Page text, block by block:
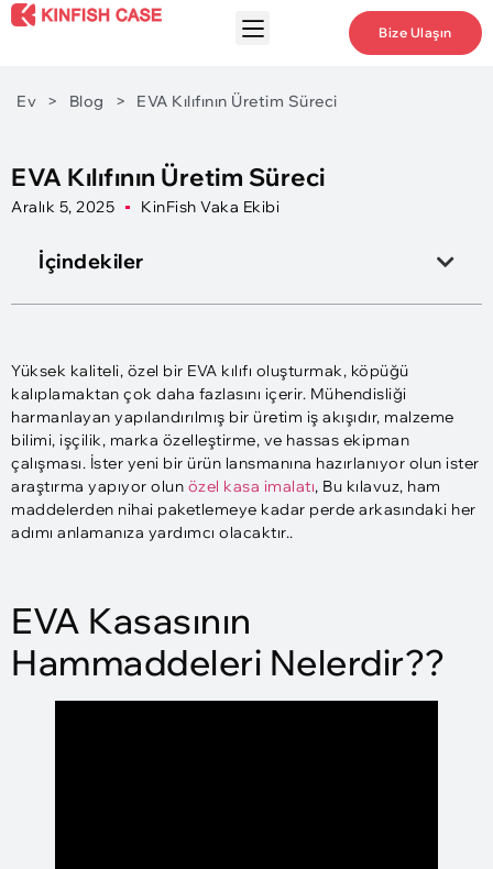
Bize Ulaşın
Ev > Blog > EVA Kılıfının Üretim Süreci
EVA Kılıfının Üretim Süreci
Aralık 5, 2025 KinFish Vaka Ekibi
İçindekiler
Yüksek kaliteli, özel bir EVA kılıfı oluşturmak, köpüğü
kalıplamaktan çok daha fazlasını içerir. Mühendisliği
harmanlayan yapılandırılmış bir üretim iş akışıdır, malzeme
bilimi, işçilik, marka özelleştirme, ve hassas ekipman
çalışması. İster yeni bir ürün lansmanına hazırlanıyor olun ister
araştırma yapıyor olun özel kasa imalatı, Bu kılavuz, ham
maddelerden nihai paketlemeye kadar perde arkasındaki her
adımı anlamanıza yardımcı olacaktır..
EVA Kasasının
Hammaddeleri Nelerdir??